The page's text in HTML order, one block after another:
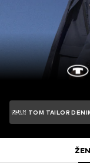
TOM TAILOR